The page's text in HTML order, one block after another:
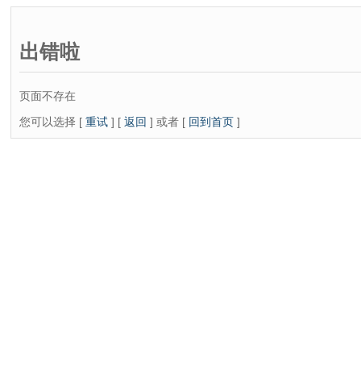
出错啦
页面不存在
您可以选择 [ 重试 ] [ 返回 ] 或者 [ 回到首页 ]